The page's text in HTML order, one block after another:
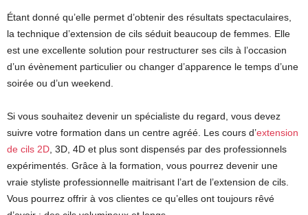
Étant donné qu’elle permet d’obtenir des résultats spectaculaires,
la technique d’extension de cils séduit beaucoup de femmes. Elle
est une excellente solution pour restructurer ses cils à l’occasion
d’un évènement particulier ou changer d’apparence le temps d’une
soirée ou d’un weekend.
Si vous souhaitez devenir un spécialiste du regard, vous devez
suivre votre formation dans un centre agréé. Les cours d’extension
de cils 2D, 3D, 4D et plus sont dispensés par des professionnels
expérimentés. Grâce à la formation, vous pourrez devenir une
vraie styliste professionnelle maitrisant l’art de l’extension de cils.
Vous pourrez offrir à vos clientes ce qu’elles ont toujours rêvé